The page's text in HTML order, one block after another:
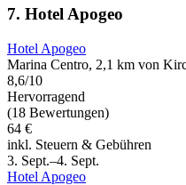
7. Hotel Apogeo
Hotel Apogeo
Marina Centro, 2,1 km von
8,6/10
Hervorragend
(18 Bewertungen)
64 €
inkl. Steuern & Gebühren
3. Sept.–4. Sept.
Hotel Apogeo